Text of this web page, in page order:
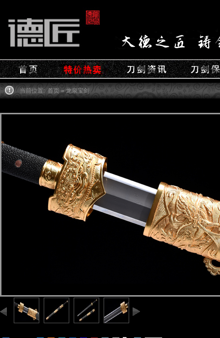
当前位置: 首页» 龙泉宝剑